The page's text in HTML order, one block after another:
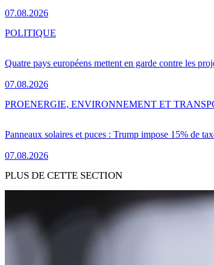
07.08.2026
Quatre pays européens mettent en garde contre les
07.08.2026
POLITIQUE
Panneaux solaires et puces : Trump impose 15% de
07.08.2026
PROENERGIE, ENVIRONNEMENT ET
PLUS DE CETTE SECTION